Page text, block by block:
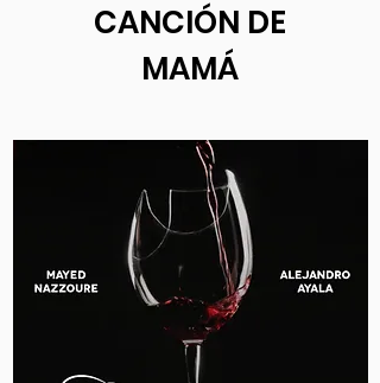
CANCIÓN DE
MAMÁ